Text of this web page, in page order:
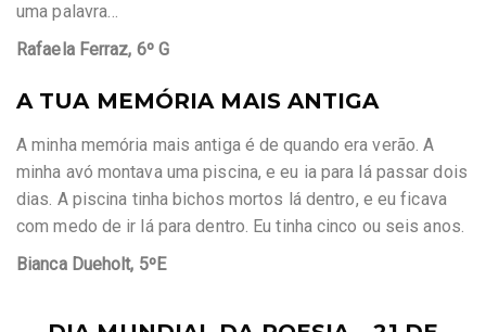
uma palavra…
Rafaela Ferraz, 6º G
A TUA MEMÓRIA MAIS ANTIGA
A minha memória mais antiga é de quando era verão. A
minha avó montava uma piscina, e eu ia para lá passar dois
dias. A piscina tinha bichos mortos lá dentro, e eu ficava
com medo de ir lá para dentro. Eu tinha cinco ou seis anos.
Bianca Dueholt, 5ºE